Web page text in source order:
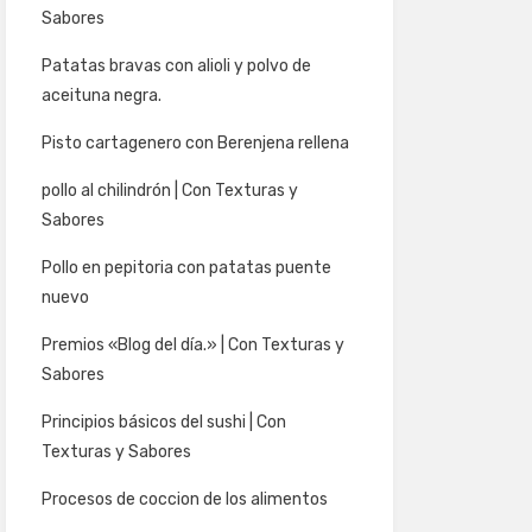
Sabores
Patatas bravas con alioli y polvo de
aceituna negra.
Pisto cartagenero con Berenjena rellena
pollo al chilindrón | Con Texturas y
Sabores
Pollo en pepitoria con patatas puente
nuevo
Premios «Blog del día.» | Con Texturas y
Sabores
Principios básicos del sushi | Con
Texturas y Sabores
Procesos de coccion de los alimentos